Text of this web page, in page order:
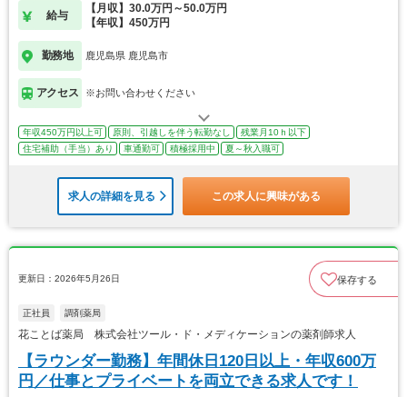
給与
【月収】30.0万円～50.0万円
【年収】450万円
勤務地 鹿児島県 鹿児島市
アクセス ※お問い合わせください
年収450万円以上可 原則、引越しを伴う転勤なし
残業月10ｈ以下
住宅補助（手当）あり
車通勤可 積極採用中 夏～秋入職可
求人の詳細を見る この求人に興味がある
更新日：2026年5月26日 保存する
正社員 調剤薬局
花ことば薬局 株式会社ツール・ド・メディケーションの薬剤師求人
【ラウンダー勤務】年間休日120日以上・年収600万
円／仕事とプライベートを両立できる求人です！